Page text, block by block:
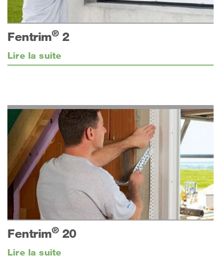
Fentrim® 2
Lire la suite
Fentrim®20
Lire la suite